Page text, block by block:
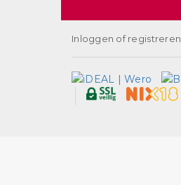
Inloggen of registreren